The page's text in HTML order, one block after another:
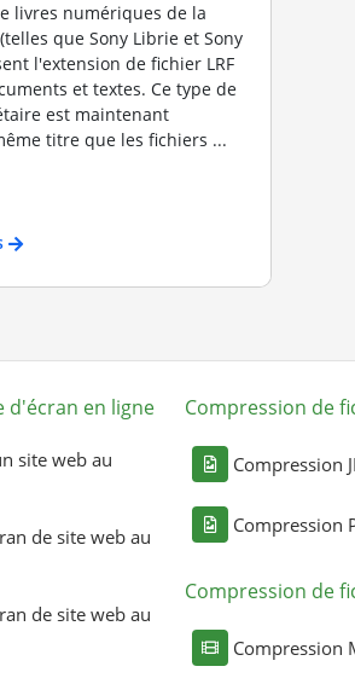
livres numériques de la
que Sony Librie et Sony
l'extension de fichier LRF
et textes. Ce type de
est maintenant
titre que les fichiers ...
d'écran en ligne
site web au
de site web au
de site web au
Compression de
Compression
Compression
Compression de
Compression